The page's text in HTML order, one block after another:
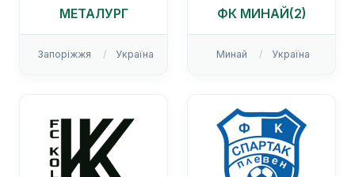
МЕТАЛУРГ
Запоріжжя Україна
ФК МИНАЙ(2)
Минай Україна